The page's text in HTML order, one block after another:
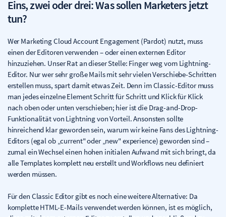
Eins, zwei oder drei: Was sollen Marketers jetzt
tun?
Wer Marketing Cloud Account Engagement (Pardot) nutzt, muss
einen der Editoren verwenden – oder einen externen Editor
hinzuziehen. Unser Rat an dieser Stelle: Finger weg vom Lightning-
Editor. Nur wer sehr große Mails mit sehr vielen Verschiebe-Schritten
erstellen muss, spart damit etwas Zeit. Denn im Classic-Editor muss
man jedes einzelne Element Schritt für Schritt und Klick für Klick
nach oben oder unten verschieben; hier ist die Drag-and-Drop-
Funktionalität von Lightning von Vorteil. Ansonsten sollte
hinreichend klar geworden sein, warum wir keine Fans des Lightning-
Editors (egal ob „current" oder „new" experience) geworden sind –
zumal ein Wechsel einen hohen initialen Aufwand mit sich bringt, da
alle Templates komplett neu erstellt und Workflows neu definiert
werden müssen.
Für den Classic Editor gibt es noch eine weitere Alternative: Da
komplette HTML-E-Mails verwendet werden können, ist es möglich,